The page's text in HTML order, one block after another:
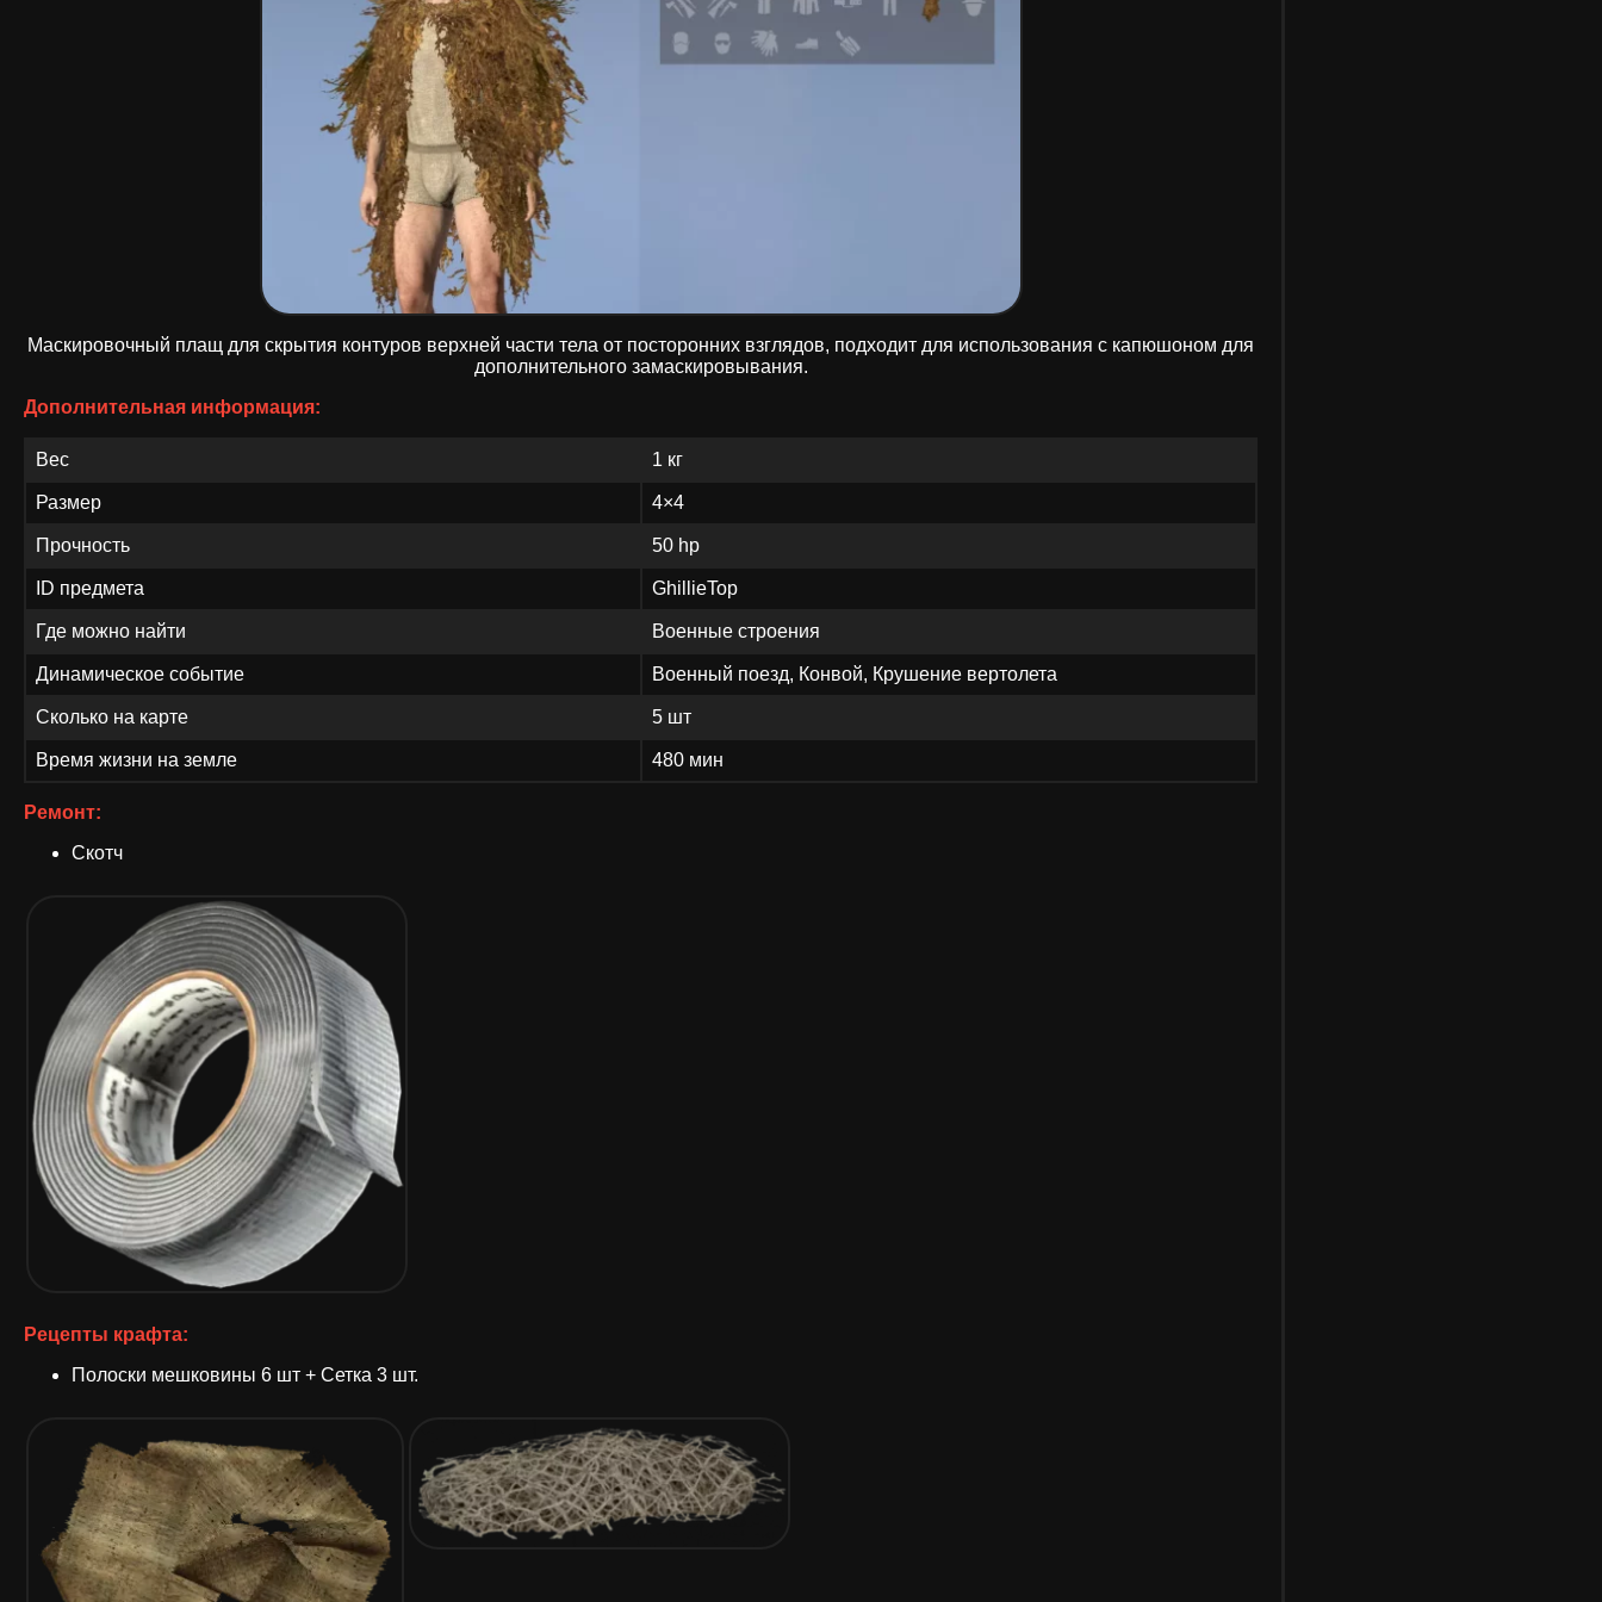
Маскировочный плащ для скрытия контуров верхней части тела от посторонних взглядов, подходит для использования с капюшоном для
дополнительного замаскировывания.
Дополнительная информация:
Вес 1 кг
Размер 4×4
Прочность 50 hp
ID предмета GhillieTop
Где можно найти Военные строения
Динамическое событие Военный поезд, Конвой, Крушение вертолета
Сколько на карте 5 шт
Время жизни на земле 480 мин
Ремонт:
Скотч
Рецепты крафта:
Полоски мешковины 6 шт + Сетка 3 шт.